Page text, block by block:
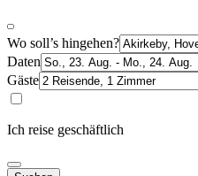
Wo soll’s hingehen?
Daten
Gäste
Ich reise geschäftlich